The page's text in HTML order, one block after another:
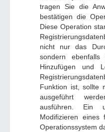
tragen Sie die
bestätigen die
Diese Operation
nicht nur das
sondern ebenfalls
Hinzufügen und
Funktion ist, sollte
ausgeführt
ausführen. Ein
Modifizieren eines
Operationssystem